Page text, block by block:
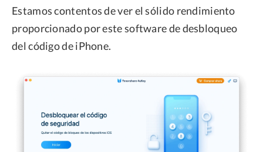
Estamos contentos de ver el sólido rendimiento
proporcionado por este software de desbloqueo
del código de iPhone.